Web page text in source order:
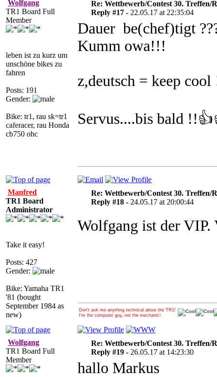
Wolfgang
TR1 Board Full
Member
leben ist zu kurz um
unschöne bikes zu
fahren
Posts: 191
Gender:
Bike: tr1, rau sk=tr1
caferacer, rau Honda
cb750 ohc
Re: Wettbewerb/Contest 30. Treffen/
Reply #17 - 22.05.17 at 22:35:04
Dauer be(chef)tigt
Kumm owa!!!
z,deutsch = keep
Servus....bis bald
Manfred
TR1 Board
Administrator
Take it easy!
Posts: 427
Gender:
Bike: Yamaha TR1
'81 (bought
September 1984 as
new)
Re: Wettbewerb/Contest 30. Treffen/
Reply #18 - 24.05.17 at 20:00:44
Wolfgang ist der
Don't ask me anything technical about the TR1!
I'm the computer guy, not the mechanic!
Wolfgang
TR1 Board Full
Member
Re: Wettbewerb/Contest 30. Treffen/
Reply #19 - 26.05.17 at 14:23:30
hallo Markus